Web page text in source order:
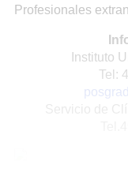
Profesionales
Instituto
Tel: